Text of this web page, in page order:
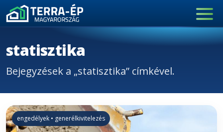
Main Navigation
statisztika
Bejegyzések a „statisztika” címkével.
engedélyek • generélkivitelezés